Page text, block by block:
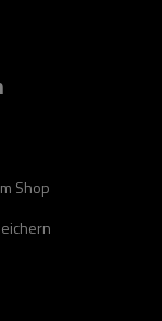
Shop